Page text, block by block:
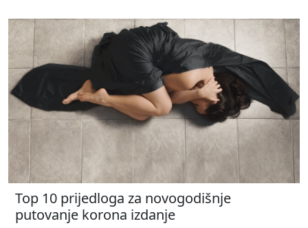
Top 10 prijedloga za novogodišnje
putovanje korona izdanje